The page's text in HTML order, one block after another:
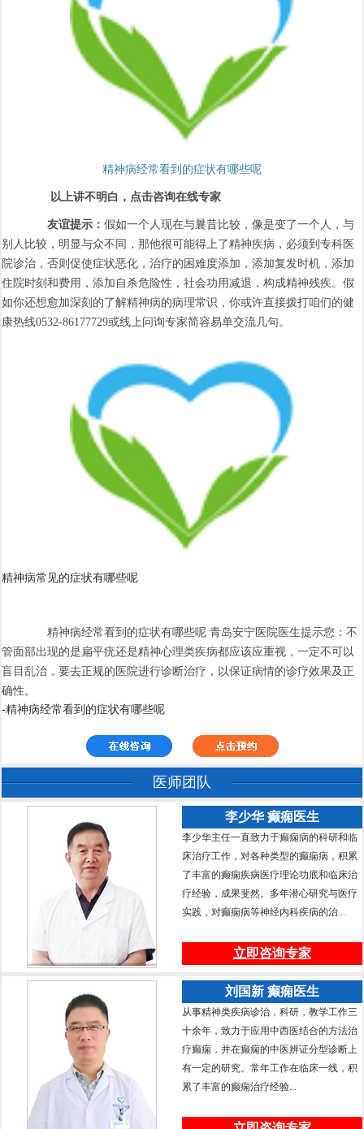
精神病经常看到的症状有哪些呢
以上讲不明白，点击咨询在线专家
友谊提示：假如一个人现在与曩昔比较，像是变了一个人，与
别人比较，明显与众不同，那他很可能得上了精神疾病，必须到专科医
院诊治，否则促使症状恶化，治疗的困难度添加，添加复发时机，添加
住院时刻和费用，添加自杀危险性，社会功用减退，构成精神残疾。假
如你还想愈加深刻的了解精神病的病理常识，你或许直接拨打咱们的健
康热线0532-86177729或线上问询专家简容易单交流几句。
精神病常见的症状有哪些呢
精神病经常看到的症状有哪些呢 青岛安宁医院医生提示您：不
管面部出现的是扁平疣还是精神心理类疾病都应该应重视，一定不可以
盲目乱治，要去正规的医院进行诊断治疗，以保证病情的诊疗效果及正
确性。
-精神病经常看到的症状有哪些呢
医师团队
李少华 癫痫医生
李少华主任一直致力于癫痫病的科研和临
床治疗工作，对各种类型的癫痫病，积累
了丰富的癫痫疾病医疗理论功底和临床治
疗经验，成果斐然。多年潜心研究与医疗
实践，对癫痫病等神经内科疾病的治...
立即咨询专家
刘国新 癫痫医生
从事精神类疾病诊治，科研，教学工作三
十余年，致力于应用中西医结合的方法治
疗癫痫，并在癫痫的中医辨证分型诊断上
有一定的研究。常年工作在临床一线，积
累了丰富的癫痫治疗经验...